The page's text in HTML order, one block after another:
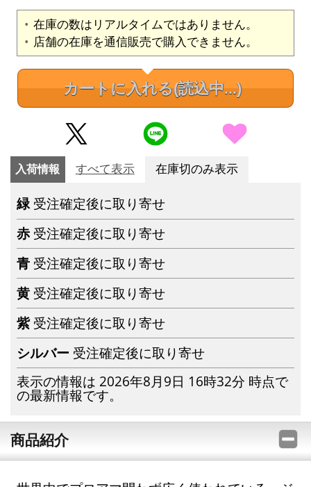
在庫の数はリアルタイムではありません。
店舗の在庫を通信販売で購入できません。
カートに入れる(読込中...)
入荷情報 すべて表示 在庫切のみ表示
緑 受注確定後に取り寄せ
赤 受注確定後に取り寄せ
青 受注確定後に取り寄せ
黄 受注確定後に取り寄せ
紫 受注確定後に取り寄せ
シルバー 受注確定後に取り寄せ
表示の情報は 2026年8月9日 16時32分 時点で
の最新情報です。
商品紹介